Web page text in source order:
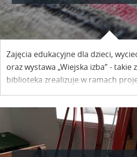
Zajęcia edukacyjne dla dzieci,
oraz wystawa „Wiejska izba” - takie
biblioteka zrealizuje w ramach
Lubelszczyzny”.